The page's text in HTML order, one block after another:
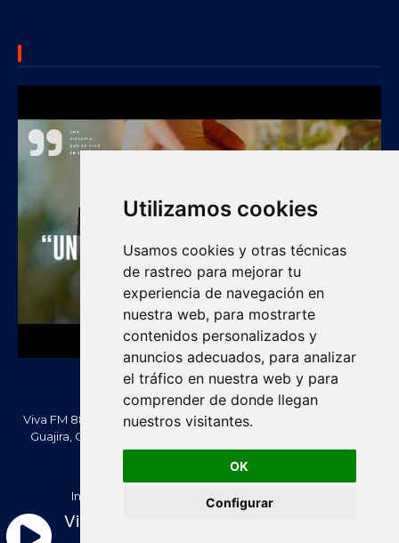
Utilizamos cookies
Usamos cookies y otras técnicas
de rastreo para mejorar tu
experiencia de navegación en
nuestra web, para mostrarte
contenidos personalizados y
anuncios adecuados, para analizar
el tráfico en nuestra web y para
comprender de donde llegan
nuestros visitantes.
OK
Configurar
Viva FM 88.2 - En Vivo
Viva FM 88.2 FM es una emisora comunitaria de Villanueva, La
Guajira, Colombia. Información, noticias, cultura, vallenato y
actualidad regional.
vivafm.com.co
Inicio
Acera de Nosotros
Política de Privacidad